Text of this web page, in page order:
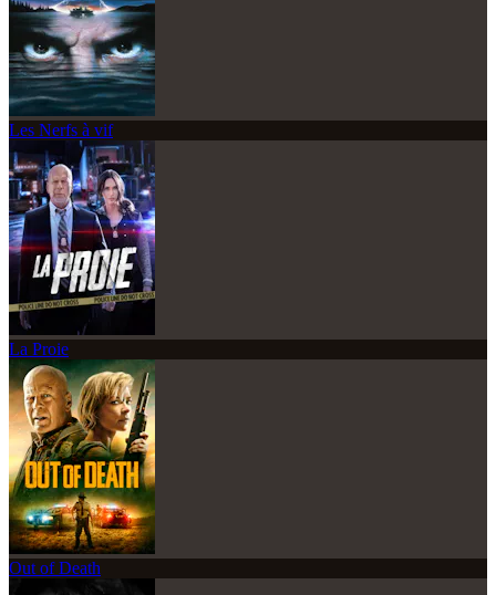
Les Nerfs à vif
La Proie
Out of Death